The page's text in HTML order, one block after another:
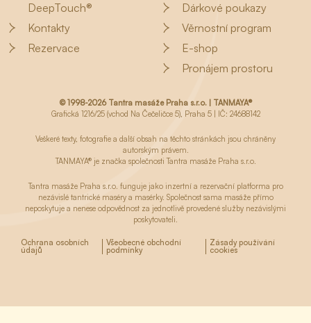
DeepTouch®
Kontakty
Rezervace
Dárkové poukazy
Věrnostní program
E-shop
Pronájem prostoru
© 1998-2026 Tantra masáže Praha s.r.o. | TANMAYA®
Grafická 1216/25 (vchod Na Čečeličce 5), Praha 5 | IČ: 24688142
Veškeré texty, fotografie a další obsah na těchto stránkách jsou chráněny
autorským právem.
TANMAYA® je značka společnosti Tantra masáže Praha s.r.o.
Tantra masáže Praha s.r.o. funguje jako inzertní a rezervační platforma pro
nezávislé tantrické maséry a masérky. Společnost sama masáže přímo
neposkytuje a nenese odpovědnost za jednotlivě provedené služby nezávislými
poskytovateli.
Ochrana osobních
údajů
Všeobecné obchodní
podmínky
Zásady používání
cookies